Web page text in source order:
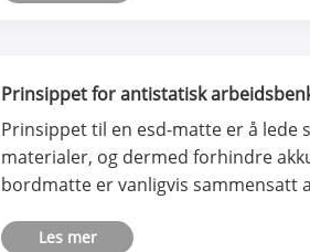
Prinsippet for antistatisk
Prinsippet til en esd-matte er å lede
materialer, og dermed forhindre
bordmatte er vanligvis sammensatt
Les mer